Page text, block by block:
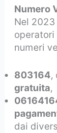
Numero
Nel
operatori
numeri
803164,
gratuita,
dai